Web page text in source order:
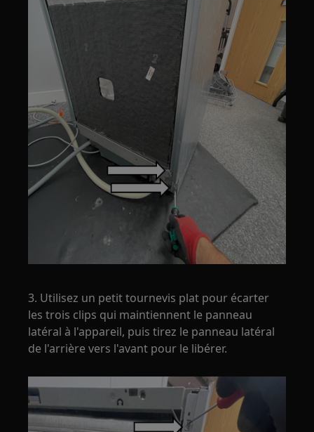
3. Utilisez un petit tournevis plat pour écarter
les trois clips qui maintiennent le panneau
latéral à l'appareil, puis tirez le panneau latéral
de l'arrière vers l'avant pour le libérer.